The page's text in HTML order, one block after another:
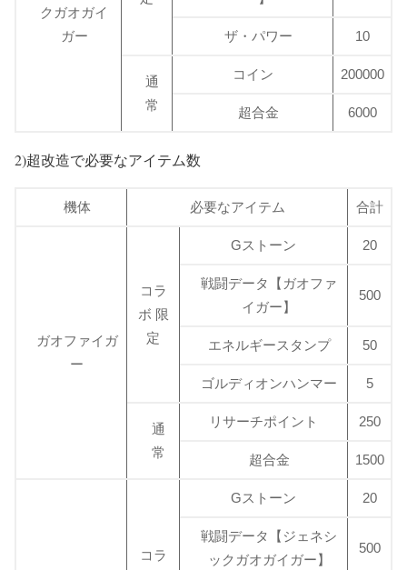
クガオガイ
ガー
ザ・パワー 10
通
常
コイン 200000
超合金 6000
2)超改造で必要なアイテム数
機体 必要なアイテム 合計
ガオファイガ
ー
コラ
ボ 限
定
Gストーン 20
戦闘データ【ガオファ
イガー】
500
エネルギースタンプ 50
ゴルディオンハンマー 5
通
常
リサーチポイント 250
超合金 1500
コラ
Gストーン 20
戦闘データ【ジェネシ
ックガオガイガー】
500